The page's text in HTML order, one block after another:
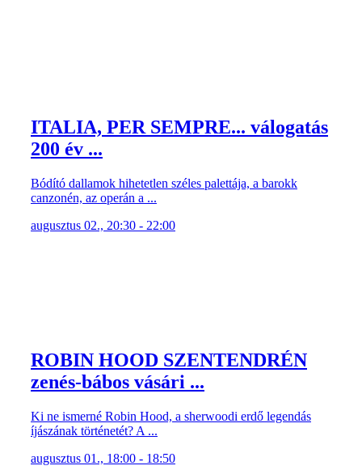
ITALIA, PER SEMPRE... válogatás
200 év ...
Bódító dallamok hihetetlen széles palettája, a barokk
canzonén, az operán a ...
augusztus 02., 20:30 - 22:00
ROBIN HOOD SZENTENDRÉN
zenés-bábos vásári ...
Ki ne ismerné Robin Hood, a sherwoodi erdő legendás
íjászának történetét? A ...
augusztus 01., 18:00 - 18:50